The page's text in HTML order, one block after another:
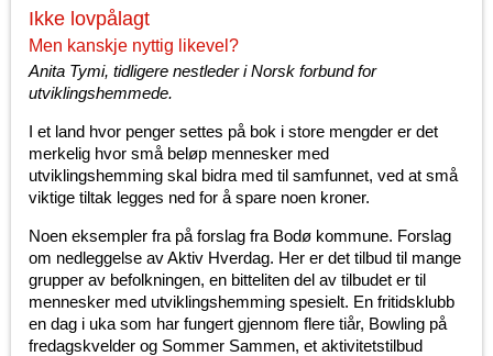
Ikke lovpålagt
Men kanskje nyttig likevel?
Anita Tymi, tidligere nestleder i Norsk forbund for
utviklingshemmede.
I et land hvor penger settes på bok i store mengder er det
merkelig hvor små beløp mennesker med
utviklingshemming skal bidra med til samfunnet, ved at små
viktige tiltak legges ned for å spare noen kroner.
Noen eksempler fra på forslag fra Bodø kommune. Forslag
om nedleggelse av Aktiv Hverdag. Her er det tilbud til mange
grupper av befolkningen, en bitteliten del av tilbudet er til
mennesker med utviklingshemming spesielt. En fritidsklubb
en dag i uka som har fungert gjennom flere tiår, Bowling på
fredagskvelder og Sommer Sammen, et aktivitetstilbud